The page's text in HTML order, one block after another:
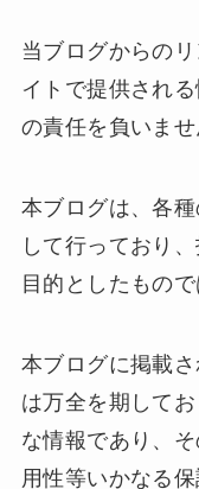
当ブログからの
イトで提供され
の責任を負いませ
本ブログは、各
して行っており
目的としたもので
本ブログに掲載
は万全を期して
な情報であり、
用性等いかなる